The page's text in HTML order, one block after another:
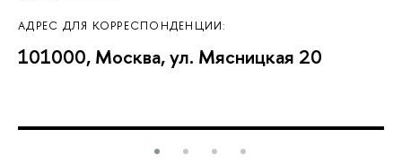
АДРЕС ДЛЯ КОРРЕСПОНДЕНЦИИ:
101000, Москва, ул. Мясницкая 20